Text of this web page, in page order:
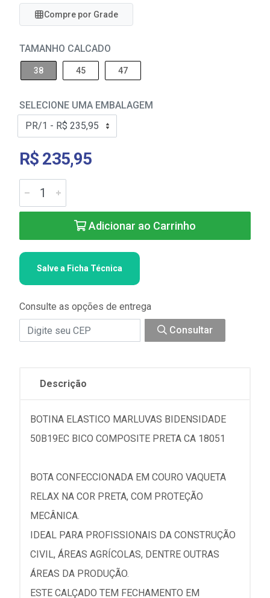
Compre por Grade
TAMANHO CALCADO
38 45 47
SELECIONE UMA EMBALAGEM
R$ 235,95
Adicionar ao Carrinho
Salve a Ficha Técnica
Consulte as opções de entrega
Consultar
Descrição
BOTINA ELASTICO MARLUVAS BIDENSIDADE
50B19EC BICO COMPOSITE PRETA CA 18051
BOTA CONFECCIONADA EM COURO VAQUETA
RELAX NA COR PRETA, COM PROTEÇÃO
MECÂNICA.
IDEAL PARA PROFISSIONAIS DA CONSTRUÇÃO
CIVIL, ÁREAS AGRÍCOLAS, DENTRE OUTRAS
ÁREAS DA PRODUÇÃO.
ESTE CALÇADO TEM FECHAMENTO EM